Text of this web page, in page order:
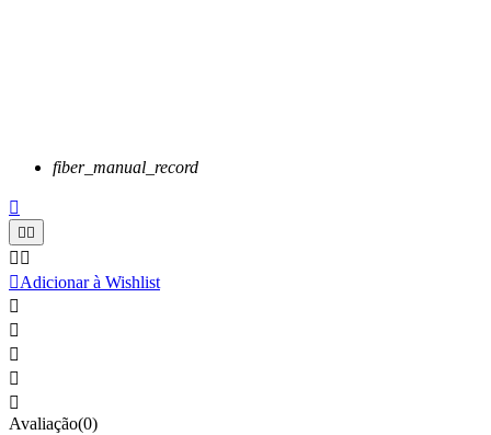
fiber_manual_record

 
 
Adicionar à Wishlist





Avaliação(0)